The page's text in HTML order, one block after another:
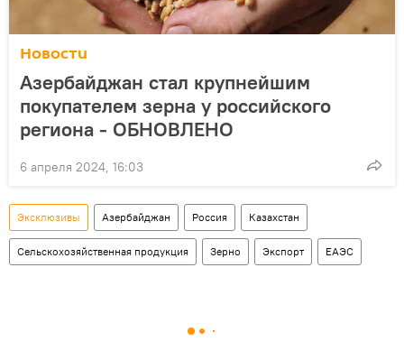
Новости
Азербайджан стал крупнейшим
покупателем зерна у российского
региона - ОБНОВЛЕНО
6 апреля 2024, 16:03
Эксклюзивы Азербайджан Россия Казахстан
Сельскохозяйственная продукция Зерно Экспорт ЕАЭС